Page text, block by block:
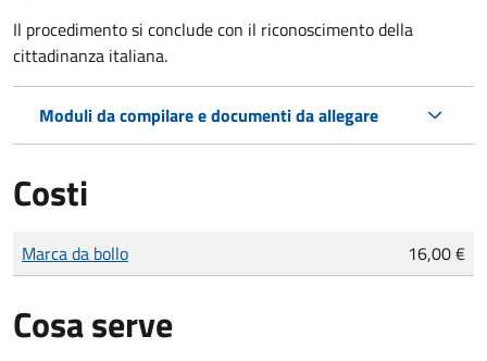
Il procedimento si conclude con il riconoscimento della
cittadinanza italiana.
Moduli da compilare e documenti da allegare
Costi
Tipo di pagamento
Importo
Marca da bollo 16,00 €
Cosa serve